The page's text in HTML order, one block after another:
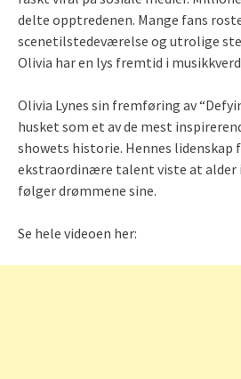
delte opptredenen. Mange fans
scenetilstedeværelse og utrolige
Olivia har en lys fremtid i
Olivia Lynes sin fremføring av
husket som et av de mest
showets historie. Hennes lidenskap
ekstraordinære talent viste at alder
følger drømmene sine.
Se hele videoen her: